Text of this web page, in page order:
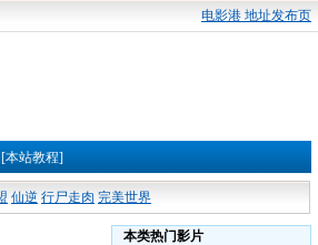
电影港 地址发布页
[本站教程]
仙逆 行尸走肉 完美世界
本类热门影片